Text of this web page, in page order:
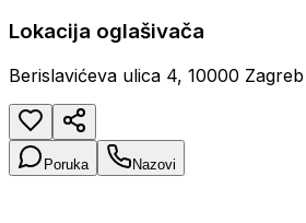
Lokacija oglašivača
Berislavićeva ulica 4, 10000 Zagreb
Poruka Nazovi